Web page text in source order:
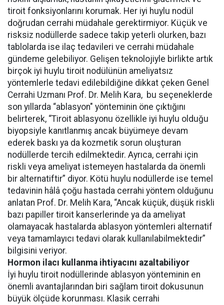
tiroit fonksiyonlarını korumak. Her iyi huylu nodül
doğrudan cerrahi müdahale gerektirmiyor. Küçük ve
risksiz nodüllerde sadece takip yeterli olurken, bazı
tablolarda ise ilaç tedavileri ve cerrahi müdahale
gündeme gelebiliyor. Gelişen teknolojiyle birlikte artık
birçok iyi huylu tiroit nodülünün ameliyatsız
yöntemlerle tedavi edilebildiğine dikkat çeken Genel
Cerrahi Uzmanı Prof. Dr. Melih Kara, bu seçeneklerde
son yıllarda “ablasyon" yönteminin öne çıktığını
belirterek, “Tiroit ablasyonu özellikle iyi huylu olduğu
biyopsiyle kanıtlanmış ancak büyümeye devam
ederek baskı ya da kozmetik sorun oluşturan
nodüllerde tercih edilmektedir. Ayrıca, cerrahi için
riskli veya ameliyat istemeyen hastalarda da önemli
bir alternatiftir” diyor. Kötü huylu nodüllerde ise temel
tedavinin hâlâ çoğu hastada cerrahi yöntem olduğunu
anlatan Prof. Dr. Melih Kara, “Ancak küçük, düşük riskli
bazı papiller tiroit kanserlerinde ya da ameliyat
olamayacak hastalarda ablasyon yöntemleri alternatif
veya tamamlayıcı tedavi olarak kullanılabilmektedir”
bilgisini veriyor.
Hormon ilacı kullanma ihtiyacını azaltabiliyor
İyi huylu tiroit nodüllerinde ablasyon yönteminin en
önemli avantajlarından biri sağlam tiroit dokusunun
büyük ölçüde korunması. Klasik cerrahi